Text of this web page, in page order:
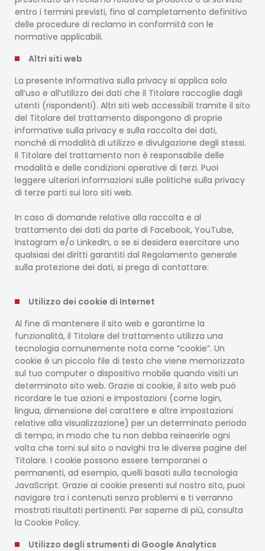
entro i termini previsti, fino al completamento definitivo
delle procedure di reclamo in conformità con le
normative applicabili.
Altri siti web
La presente Informativa sulla privacy si applica solo
all’uso e all’utilizzo dei dati che il Titolare raccoglie dagli
utenti (rispondenti). Altri siti web accessibili tramite il sito
del Titolare del trattamento dispongono di proprie
informative sulla privacy e sulla raccolta dei dati,
nonché di modalità di utilizzo e divulgazione degli stessi.
Il Titolare del trattamento non è responsabile delle
modalità e delle condizioni operative di terzi. Puoi
leggere ulteriori informazioni sulle politiche sulla privacy
di terze parti sui loro siti web.
In caso di domande relative alla raccolta e al
trattamento dei dati da parte di Facebook, YouTube,
Instagram e/o LinkedIn, o se si desidera esercitare uno
qualsiasi dei diritti garantiti dal Regolamento generale
sulla protezione dei dati, si prega di contattare:
Utilizzo dei cookie di Internet
Al fine di mantenere il sito web e garantirne la
funzionalità, il Titolare del trattamento utilizza una
tecnologia comunemente nota come “cookie”. Un
cookie è un piccolo file di testo che viene memorizzato
sul tuo computer o dispositivo mobile quando visiti un
determinato sito web. Grazie ai cookie, il sito web può
ricordare le tue azioni e impostazioni (come login,
lingua, dimensione del carattere e altre impostazioni
relative alla visualizzazione) per un determinato periodo
di tempo, in modo che tu non debba reinserirle ogni
volta che torni sul sito o navighi tra le diverse pagine del
Titolare. I cookie possono essere temporanei o
permanenti, ad esempio, quelli basati sulla tecnologia
JavaScript. Grazie ai cookie presenti sul nostro sito, puoi
navigare tra i contenuti senza problemi e ti verranno
mostrati risultati pertinenti. Per saperne di più, consulta
la Cookie Policy.
Utilizzo degli strumenti di Google Analytics